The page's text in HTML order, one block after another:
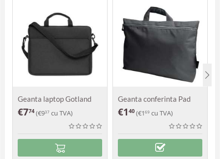
Geanta laptop Gotland
€774 (€937 cu TVA)
Geanta conferinta Pad
€1 40 (€1 69 cu TVA)